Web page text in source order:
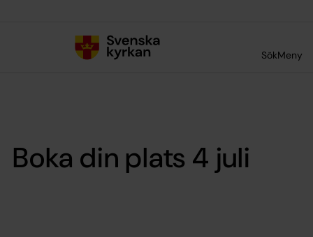
SökMeny
Boka din plats 4 juli